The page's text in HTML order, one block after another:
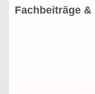
Fachbeiträge